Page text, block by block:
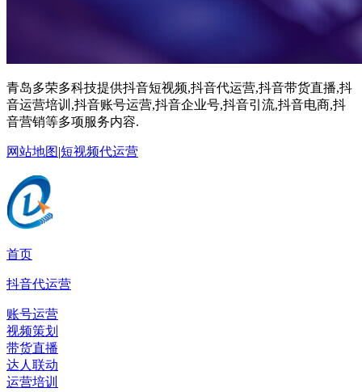
青岛多荣多科技提供抖音短视频,抖音代运营,抖音带货直播,抖
音运营培训,抖音账号运营,抖音企业号,抖音引流,抖音电商,抖
音营销等多项服务内容.
网站地图|短视频代运营
首页
抖音代运营
账号运营
视频策划
带货直播
达人联动
运营培训